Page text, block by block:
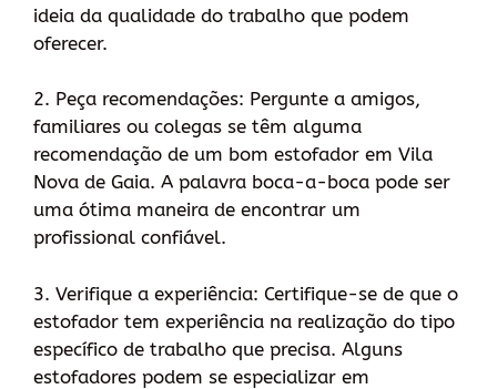
ideia da qualidade do trabalho que podem
oferecer.
2. Peça recomendações: Pergunte a amigos,
familiares ou colegas se têm alguma
recomendação de um bom estofador em Vila
Nova de Gaia. A palavra boca-a-boca pode ser
uma ótima maneira de encontrar um
profissional confiável.
3. Verifique a experiência: Certifique-se de que o
estofador tem experiência na realização do tipo
específico de trabalho que precisa. Alguns
estofadores podem se especializar em